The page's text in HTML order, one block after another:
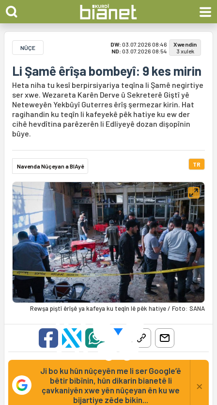
NÛÇE DW: 03.07.2026 08:46
ND: 03.07.2026 08:54
Xwendin
3 xulek
Li Şamê êrîşa bombeyî: 9 kes mirin
Heta niha tu kesî berpirsiyariya teqîna li Şamê negirtiye
ser xwe. Wezareta Karên Derve û Sekreterê Giştî yê
Neteweyên Yekbûyî Guterres êrîş şermezar kirin. Hat
ragihandin ku teqîn li kafeyekê pêk hatiye ku ew der
cihê hevdîtina parêzerên li Edliyeyê dozan dişopînin
bûye.
Navenda Nûçeyan a BIAyê TR
Rewşa piştî êrîşê ya kafeya ku teqîn lê pêk hatiye / Foto: SANA
Ji bo ku hûn nûçeyên me li ser Google’ê
bêtir bibînin, hûn dikarin bianetê li
çavkaniyên xwe yên nûçeyan ên ku we
bijartiye zêde bikin...
×